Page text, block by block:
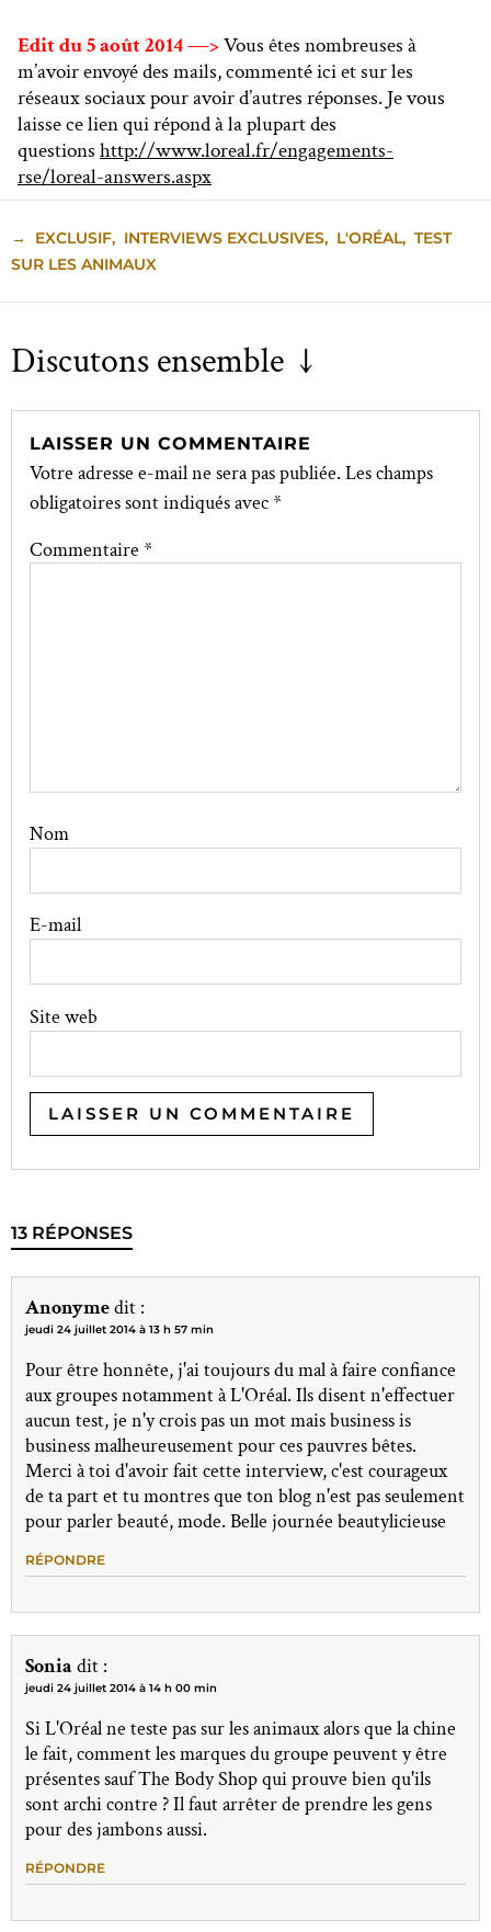
Edit du 5 août 2014 —> Vous êtes nombreuses à
m’avoir envoyé des mails, commenté ici et sur les
réseaux sociaux pour avoir d’autres réponses. Je vous
laisse ce lien qui répond à la plupart des
questions http://www.loreal.fr/engagements-
rse/loreal-answers.aspx
→ EXCLUSIF, INTERVIEWS EXCLUSIVES, L'ORÉAL, TEST
SUR LES ANIMAUX
Discutons ensemble ↓
LAISSER UN COMMENTAIRE
Votre adresse e-mail ne sera pas publiée. Les champs
obligatoires sont indiqués avec*
Commentaire *
Nom
E-mail
Site web
13 RÉPONSES
Anonymedit :
jeudi 24 juillet 2014 à 13 h 57 min
Pour être honnête, j'ai toujours du mal à faire confiance
aux groupes notamment à L'Oréal. Ils disent n'effectuer
aucun test, je n'y crois pas un mot mais business is
business malheureusement pour ces pauvres bêtes.
Merci à toi d'avoir fait cette interview, c'est courageux
de ta part et tu montres que ton blog n'est pas seulement
pour parler beauté, mode. Belle journée beautylicieuse
RÉPONDRE
Sonia dit :
jeudi 24 juillet 2014 à 14 h 00 min
Si L'Oréal ne teste pas sur les animaux alors que la chine
le fait, comment les marques du groupe peuvent y être
présentes sauf The Body Shop qui prouve bien qu'ils
sont archi contre ? Il faut arrêter de prendre les gens
pour des jambons aussi.
RÉPONDRE